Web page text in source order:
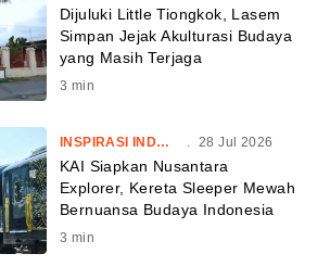
Dijuluki Little Tiongkok, Lasem
Simpan Jejak Akulturasi Budaya
yang Masih Terjaga
3 min
INSPIRASI INDONESIA . 28 Jul 2026
KAI Siapkan Nusantara
Explorer, Kereta Sleeper Mewah
Bernuansa Budaya Indonesia
3 min